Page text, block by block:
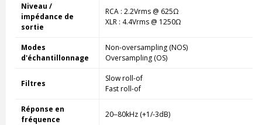
Niveau /
impédance de
sortie
RCA : 2.2Vrms @ 625Ω
XLR : 4.4Vrms @ 1250Ω
Modes
d'échantillonnage
Non-oversampling (NOS)
Oversampling (OS)
Filtres
Slow roll-of
Fast roll-of
Réponse en
fréquence
20‒80kHz (+1/-3dB)